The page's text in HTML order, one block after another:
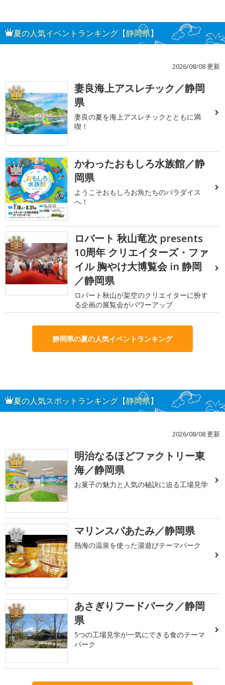
夏の人気イベントランキング【静岡県】
2026/08/08 更新
1
妻良海上アスレチック／静岡
県
妻良の夏を海上アスレチックとともに満
喫！
2
かわったおもしろ水族館／静
岡県
ようこそおもしろお魚たちのパラダイス
へ！
3
ロバート 秋山竜次 presents
10周年 クリエイターズ・ファ
イル 胸やけ大博覧会 in 静岡
／静岡県
ロバート秋山が架空のクリエイターに扮す
る企画の展覧会がパワーアップ
静岡県の夏の人気イベントランキング
夏の人気スポットランキング【静岡県】
2026/08/08 更新
1
明治なるほどファクトリー東
海／静岡県
お菓子の魅力と人気の秘訣に迫る工場見学
2 マリンスパあたみ／静岡県
熱海の温泉を使った湯遊びテーマパーク
3
あさぎりフードパーク／静岡
県
5つの工場見学が一気にできる食のテーマ
パーク